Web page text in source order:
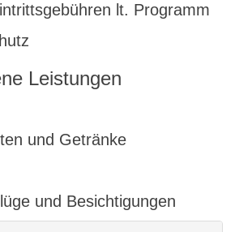
lt. Programm
Leistungen
und Getränke
und Besichtigungen